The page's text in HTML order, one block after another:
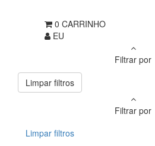
0 CARRINHO
EU
Filtrar por
Limpar filtros
Filtrar por
Limpar filtros